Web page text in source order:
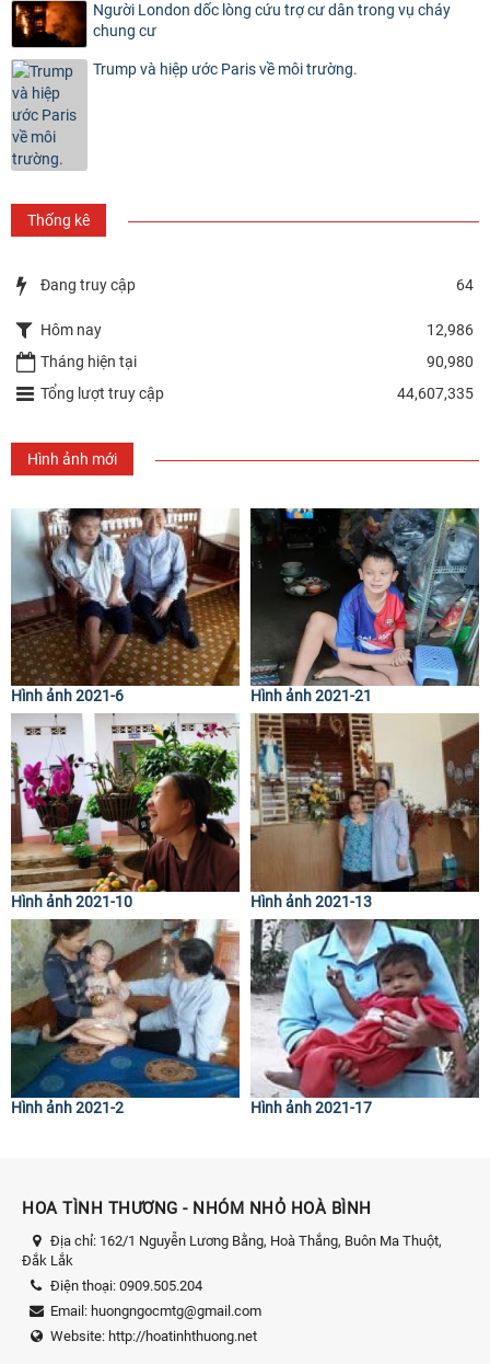
Người London dốc lòng cứu trợ cư dân trong vụ cháy
chung cư
Trump và hiệp ước Paris về môi trường.
Thống kê
Đang truy cập 64
Hôm nay
12,986
Tháng hiện tại
90,980
Tổng lượt truy cập
44,607,335
Hình ảnh mới
Hình ảnh 2021-6 Hình ảnh 2021-21
Hình ảnh 2021-10 Hình ảnh 2021-13
Hình ảnh 2021-2 Hình ảnh 2021-17
HOA TÌNH THƯƠNG - NHÓM NHỎ HOÀ BÌNH
Địa chỉ: 162/1 Nguyễn Lương Bằng, Hoà Thắng, Buôn Ma Thuột,
Đắk Lắk
Điện thoại: 0909.505.204
Email: huongngocmtg@gmail.com
Website: http://hoatinhthuong.net